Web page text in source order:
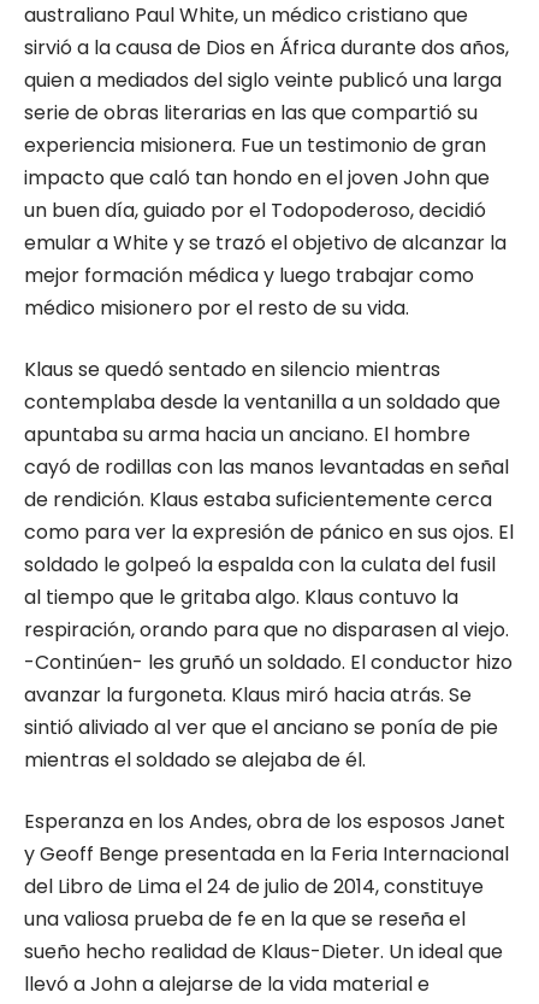
australiano Paul White, un médico cristiano que
sirvió a la causa de Dios en África durante dos años,
quien a mediados del siglo veinte publicó una larga
serie de obras literarias en las que compartió su
experiencia misionera. Fue un testimonio de gran
impacto que caló tan hondo en el joven John que
un buen día, guiado por el Todopoderoso, decidió
emular a White y se trazó el objetivo de alcanzar la
mejor formación médica y luego trabajar como
médico misionero por el resto de su vida.
Klaus se quedó sentado en silencio mientras
contemplaba desde la ventanilla a un soldado que
apuntaba su arma hacia un anciano. El hombre
cayó de rodillas con las manos levantadas en señal
de rendición. Klaus estaba suficientemente cerca
como para ver la expresión de pánico en sus ojos. El
soldado le golpeó la espalda con la culata del fusil
al tiempo que le gritaba algo. Klaus contuvo la
respiración, orando para que no disparasen al viejo.
-Continúen- les gruñó un soldado. El conductor hizo
avanzar la furgoneta. Klaus miró hacia atrás. Se
sintió aliviado al ver que el anciano se ponía de pie
mientras el soldado se alejaba de él.
Esperanza en los Andes, obra de los esposos Janet
y Geoff Benge presentada en la Feria Internacional
del Libro de Lima el 24 de julio de 2014, constituye
una valiosa prueba de fe en la que se reseña el
sueño hecho realidad de Klaus-Dieter. Un ideal que
llevó a John a alejarse de la vida material e